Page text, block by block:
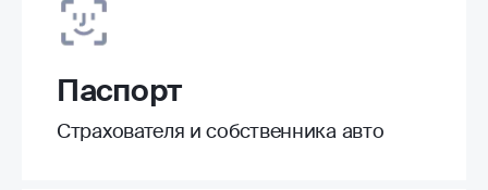
Паспорт
Страхователя и собственника авто